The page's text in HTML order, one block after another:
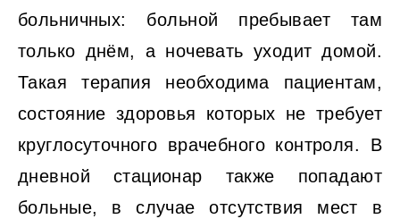
больничных: больной пребывает там
только днём, а ночевать уходит домой.
Такая терапия необходима пациентам,
состояние здоровья которых не требует
круглосуточного врачебного контроля. В
дневной стационар также попадают
больные, в случае отсутствия мест в